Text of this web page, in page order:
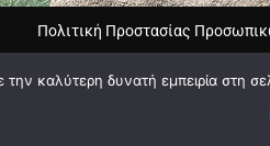
Πολιτική Προστασίας
2024 ©
καλύτερη δυνατή εμπειρία στη